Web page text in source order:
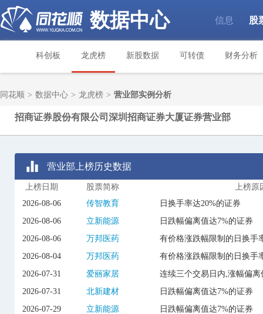
数据中心 信息 股
科创板 龙虎榜 新股数据 可转债 财务分析
同花顺 > 数据中心 > 龙虎榜 > 营业部实例分析
招商证券股份有限公司深圳招商证券大厦证券营业部
营业部上榜历史数据
上榜日期 股票简称
上榜原
2026-08-06
传智教育
日换手率达20%的证券
2026-08-06
立新能源
日跌幅偏离值达7%的证券
2026-08-06
万邦医药
有价格涨跌幅限制的日换手
2026-08-04
万邦医药
有价格涨跌幅限制的日换手
2026-07-31
爱丽家居
连续三个交易日内,涨幅偏离
2026-07-31
北新建材
日跌幅偏离值达7%的证券
2026-07-29
立新能源
日跌幅偏离值达7%的证券